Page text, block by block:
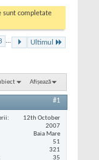
sunt completate
... Ultimul
Afișează
#1
12th October
2007
Baia Mare
51
321
35